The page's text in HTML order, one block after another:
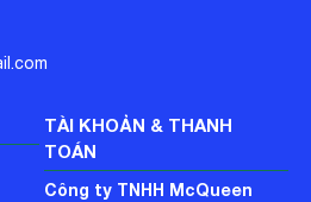
TÀI KHOẢN & THANH
TOÁN
Công ty TNHH McQueen